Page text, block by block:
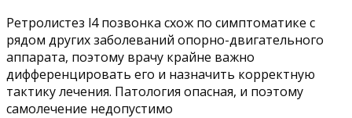
Ретролистез l4 позвонка схож по симптоматике с
рядом других заболеваний опорно-двигательного
аппарата, поэтому врачу крайне важно
дифференцировать его и назначить корректную
тактику лечения. Патология опасная, и поэтому
самолечение недопустимо